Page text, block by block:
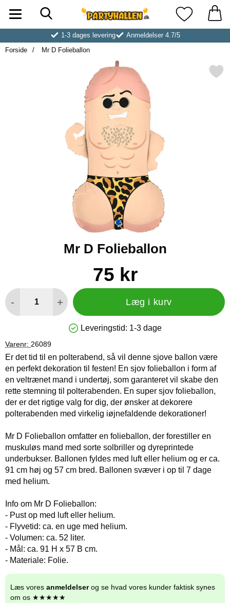
Startside for Partyhallen AB Mine
1-3 dages levering
Anmeldelser 4.7/5
Forside
Mr D Folieballon
Markér mr D
Mr D Folieballon
Køb dette produkt Mr D Folieballon
pris
75 kr
- + Læg i kurv
Produkttilgængelighed: På lager
Leveringstid: 1-3 dage
Varenr: 26089
Er det tid til en polterabend, så vil denne sjove ballon være
en perfekt dekoration til festen! En sjov folieballon i form af
en veltrænet mand i undertøj, som garanteret vil skabe den
rette stemning til polterabenden. En super sjov folieballon,
der er det rigtige valg for dig, der ønsker at dekorere
polterabenden med virkelig iøjnefaldende dekorationer!
Mr D Folieballon omfatter en folieballon, der forestiller en
muskuløs mand med sorte solbriller og dyreprintede
underbukser. Ballonen fyldes med luft eller helium og er ca.
91 cm høj og 57 cm bred. Ballonen svæver i op til 7 dage
med helium.
Info om Mr D Folieballon:
- Pust op med luft eller helium.
- Flyvetid: ca. en uge med helium.
- Volumen: ca. 52 liter.
- Mål: ca. 91 H x 57 B cm.
- Materiale: Folie.
Læs vores anmeldelserog se hvad vores kunder faktisk synes
om os ★★★★★